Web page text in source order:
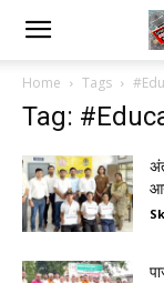
Home Tags
Tag: